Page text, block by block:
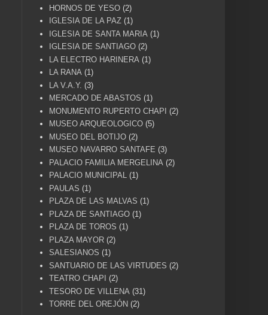
HORNOS DE YESO (2)
IGLESIA DE LA PAZ (1)
IGLESIA DE SANTA MARIA (1)
IGLESIA DE SANTIAGO (2)
LA ELECTRO HARINERA (1)
LA RANA (1)
LA V.A.Y. (3)
MERCADO DE ABASTOS (1)
MONUMENTO RUPERTO CHAPI
(2)
MUSEO ARQUEOLOGICO (5)
MUSEO DEL BOTIJO (2)
MUSEO NAVARRO SANTAFE (3)
PALACIO FAMILIA MERGELINA (2)
PALACIO MUNICIPAL (1)
PAULAS (1)
PLAZA DE LAS MALVAS (1)
PLAZA DE SANTIAGO (1)
PLAZA DE TOROS (1)
PLAZA MAYOR (2)
SALESIANOS (1)
SANTUARIO DE LAS VIRTUDES (2)
TEATRO CHAPI
(2)
TESORO DE VILLENA (31)
TORRE DEL OREJÓN (2)